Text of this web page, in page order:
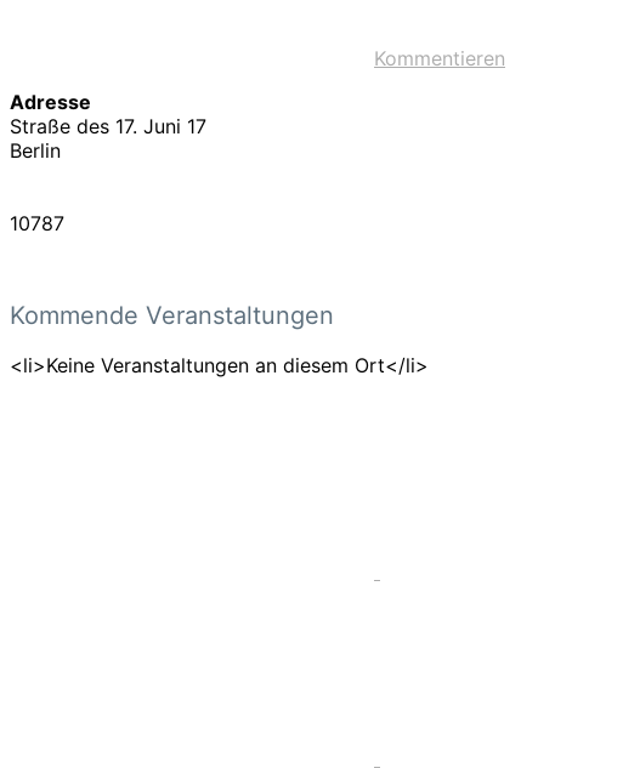
Kommentieren
Adresse
Straße des 17. Juni 17
Berlin
10787
Kommende Veranstaltungen
<li>Keine Veranstaltungen an diesem Ort</li>